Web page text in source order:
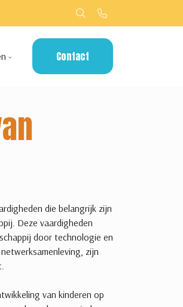
Contact
die belangrijk zijn
Deze vaardigheden
door technologie en
zijn
van kinderen op